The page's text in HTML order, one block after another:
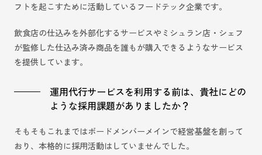
フトを起こすために活動しているフードテック企業です。
飲食店の仕込みを外部化するサービスやミシュラン店・シェフ
が監修した仕込み済み商品を誰もが購入できるようなサービス
を提供しています。
運用代行サービスを利用する前は、貴社にどの
ような採用課題がありましたか？
そもそもこれまではボードメンバーメインで経営基盤を創って
おり、本格的に採用活動はしていませんでした。